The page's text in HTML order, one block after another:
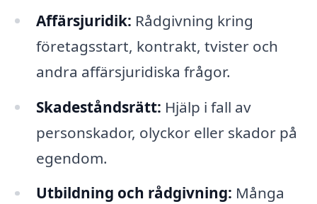
Affärsjuridik: Rådgivning kring
företagsstart, kontrakt, tvister och
andra affärsjuridiska frågor.
Skadeståndsrätt: Hjälp i fall av
personskador, olyckor eller skador på
egendom.
Utbildning och rådgivning: Många